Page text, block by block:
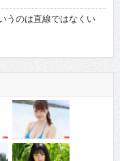
のは直線ではなくい